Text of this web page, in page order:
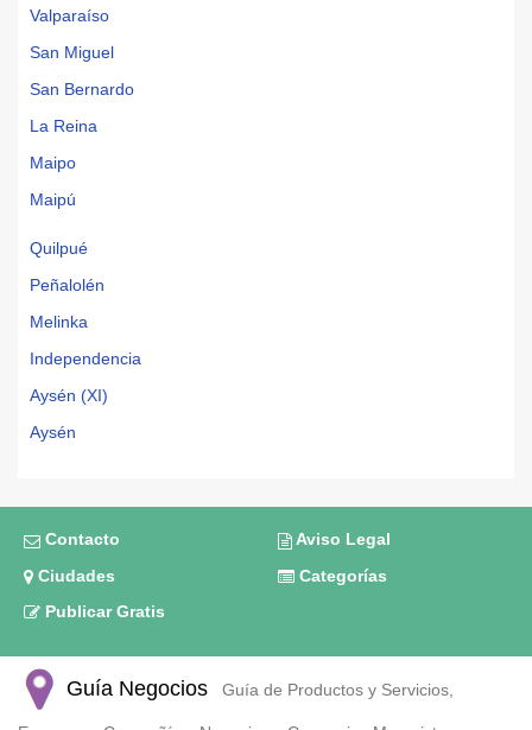
Valparaíso
San Miguel
San Bernardo
La Reina
Maipo
Maipú
Quilpué
Peñalolén
Melinka
Independencia
Aysén (XI)
Aysén
Contacto
Aviso Legal
Ciudades
Categorías
Publicar Gratis
Guía Negocios Guía de Productos y Servicios,